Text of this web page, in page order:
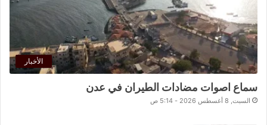
الأخبار
سماع اصوات مضادات الطيران في عدن
السبت, 8 أغسطس 2026 - 5:14 ص